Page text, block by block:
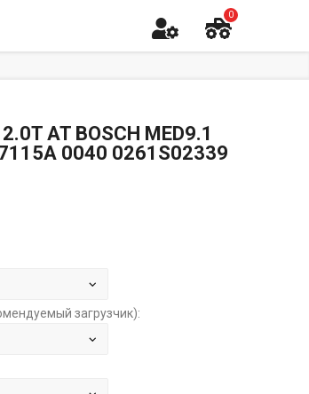
0
AT BOSCH MED9.1
0040 0261S02339
загрузчик):